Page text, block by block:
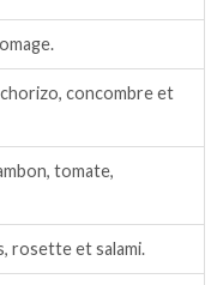
concombre et
tomate,
rosette et salami.